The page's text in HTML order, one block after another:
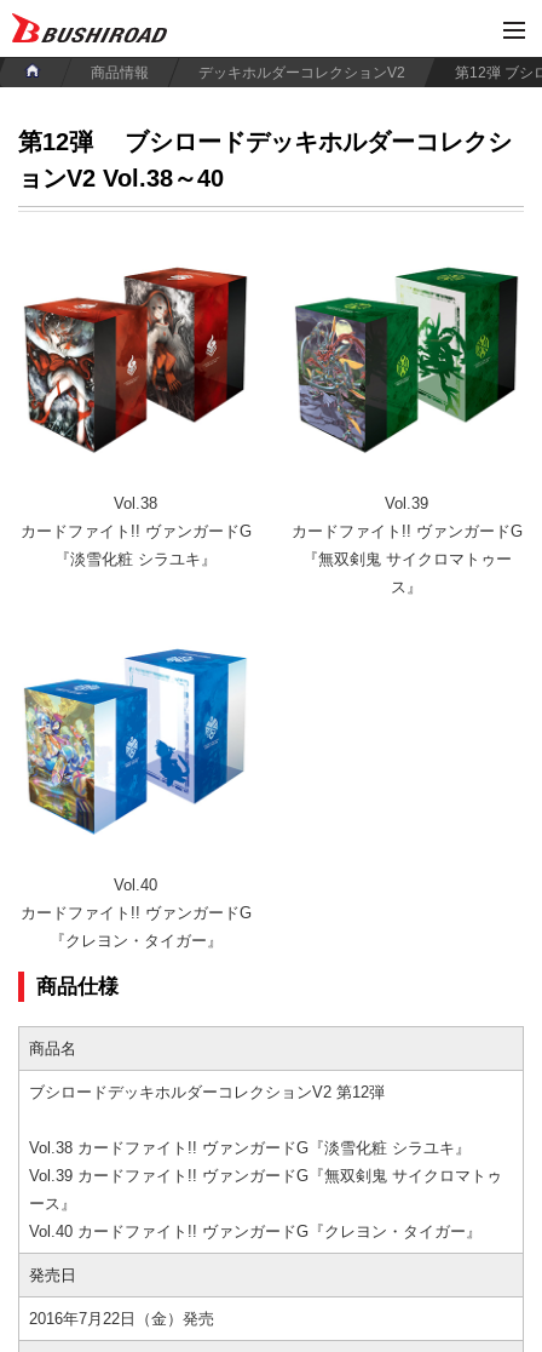
商品情報 デッキホルダーコレクションV2
第12弾
ブシロードデッキホルダーコレクシ
ョンV2 Vol.38～40
Vol.38
カードファイト!! ヴァンガードG
『淡雪化粧 シラユキ』
Vol.39
カードファイト!! ヴァンガードG
『無双剣鬼 サイクロマトゥー
ス』
Vol.40
カードファイト!! ヴァンガードG
『クレヨン・タイガー』
商品仕様
商品名
ブシロードデッキホルダーコレクションV2 第12弾
Vol.38 カードファイト!! ヴァンガードG『淡雪化粧 シラユキ』
Vol.39 カードファイト!! ヴァンガードG『無双剣鬼 サイクロマトゥ
ース』
Vol.40 カードファイト!! ヴァンガードG『クレヨン・タイガー』
発売日
2016年7月22日（金）発売